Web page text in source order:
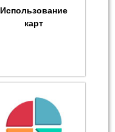
Использование
карт